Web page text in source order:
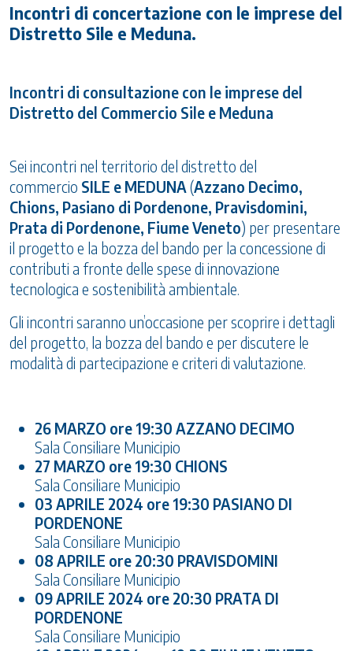
Incontri di concertazione con le imprese del
Distretto Sile e Meduna.
Incontri di consultazione con le imprese del
Distretto del Commercio Sile e Meduna
Sei incontri nel territorio del distretto del
commercio SILE e MEDUNA(Azzano Decimo,
Chions, Pasiano di Pordenone, Pravisdomini,
Prata di Pordenone, Fiume Veneto) per presentare
il progetto e la bozza del bando per la concessione di
contributi a fronte delle spese di innovazione
tecnologica e sostenibilità ambientale.
Gli incontri saranno un’occasione per scoprire i dettagli
del progetto, la bozza del bando e per discutere le
modalità di partecipazione e criteri di valutazione.
26 MARZO ore 19:30 AZZANO DECIMO
Sala Consiliare Municipio
27 MARZO ore 19:30 CHIONS
Sala Consiliare Municipio
03 APRILE 2024 ore 19:30 PASIANO DI
PORDENONE
Sala Consiliare Municipio
08 APRILE ore 20:30 PRAVISDOMINI
Sala Consiliare Municipio
09 APRILE 2024 ore 20:30 PRATA DI
PORDENONE
Sala Consiliare Municipio